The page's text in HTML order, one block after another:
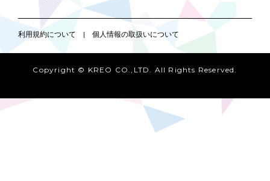
利用規約について | 個人情報の取扱いについて
Copyright © KREO CO.,LTD. All Rights Reserved.